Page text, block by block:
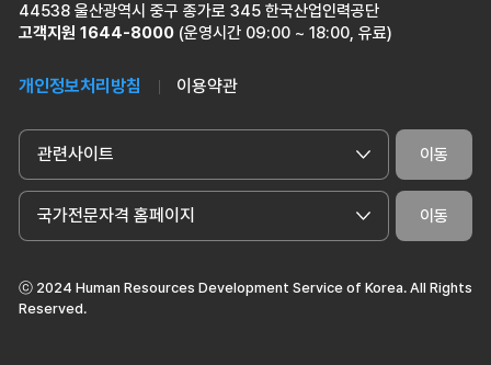
44538 울산광역시 중구 종가로 345 한국산업인력공단
고객지원 1644-8000 (운영시간 09:00 ~ 18:00, 유료)
개인정보처리방침 이용약관
관련사이트 이동
국가전문자격 홈페이지 이동
ⓒ 2024 Human Resources Development Service of Korea. All Rights
Reserved.